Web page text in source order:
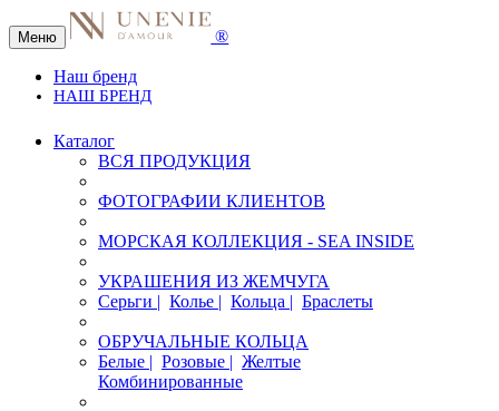
Меню ®
Наш бренд
НАШ БРЕНД
Каталог
ВСЯ ПРОДУКЦИЯ
ФОТОГРАФИИ КЛИЕНТОВ
МОРСКАЯ КОЛЛЕКЦИЯ - SEA INSIDE
УКРАШЕНИЯ ИЗ ЖЕМЧУГА
Серьги | Колье | Кольца | Браслеты
ОБРУЧАЛЬНЫЕ КОЛЬЦА
Белые | Розовые | Желтые
Комбинированные